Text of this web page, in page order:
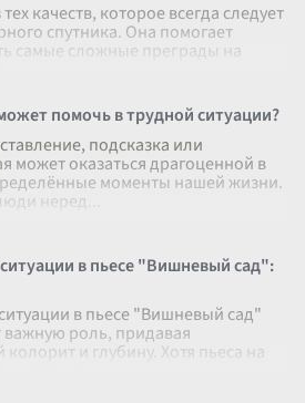
качеств, которое всегда следует
спутника. Она помогает
самые сложные преграды на
помочь в трудной ситуации?
подсказка или
может оказаться драгоценной в
моменты нашей жизни.
неред
в пьесе "Вишневый сад":
в пьесе "Вишневый сад"
роль, придавая
и глубину. Хотя пьеса на
т